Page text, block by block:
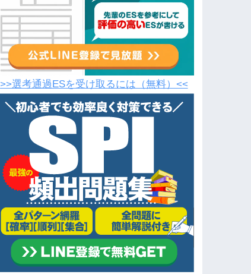
>>選考通過ESを受け取るには（無料）<<